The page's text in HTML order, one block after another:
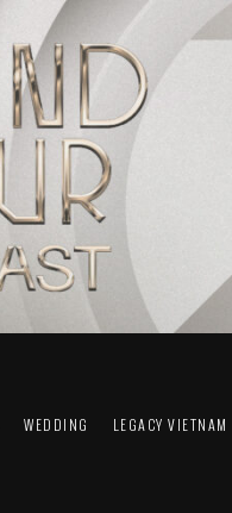
WEDDING LEGACY VIETNAM